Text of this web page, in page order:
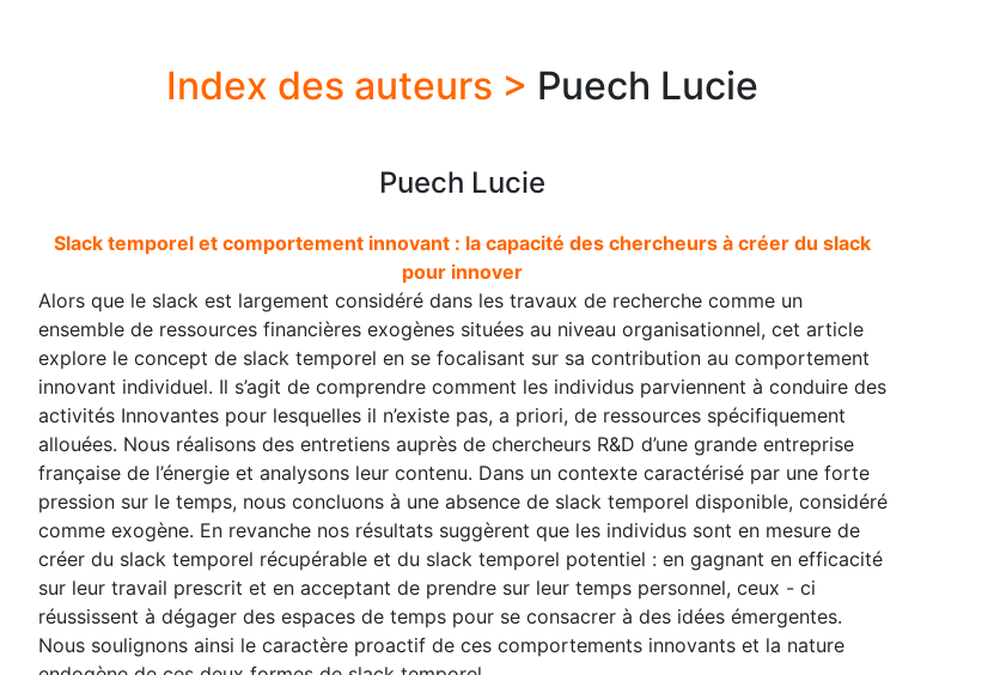
Index des auteurs > Puech Lucie
Puech Lucie
Slack temporel et comportement innovant : la capacité des chercheurs à créer du slack
pour innover
Alors que le slack est largement considéré dans les travaux de recherche comme un
ensemble de ressources financières exogènes situées au niveau organisationnel, cet article
explore le concept de slack temporel en se focalisant sur sa contribution au comportement
innovant individuel. Il s’agit de comprendre comment les individus parviennent à conduire des
activités Innovantes pour lesquelles il n’existe pas, a priori, de ressources spécifiquement
allouées. Nous réalisons des entretiens auprès de chercheurs R&D d’une grande entreprise
française de l’énergie et analysons leur contenu. Dans un contexte caractérisé par une forte
pression sur le temps, nous concluons à une absence de slack temporel disponible, considéré
comme exogène. En revanche nos résultats suggèrent que les individus sont en mesure de
créer du slack temporel récupérable et du slack temporel potentiel : en gagnant en efficacité
sur leur travail prescrit et en acceptant de prendre sur leur temps personnel, ceux - ci
réussissent à dégager des espaces de temps pour se consacrer à des idées émergentes.
Nous soulignons ainsi le caractère proactif de ces comportements innovants et la nature